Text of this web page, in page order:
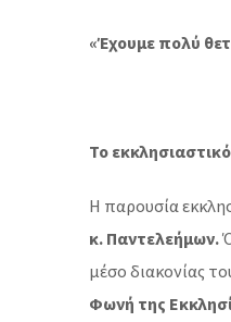
«Έχουμε πολύ
Το
Η παρουσία
κ. Παντελεήμων.
μέσο διακονίας
Φωνή της